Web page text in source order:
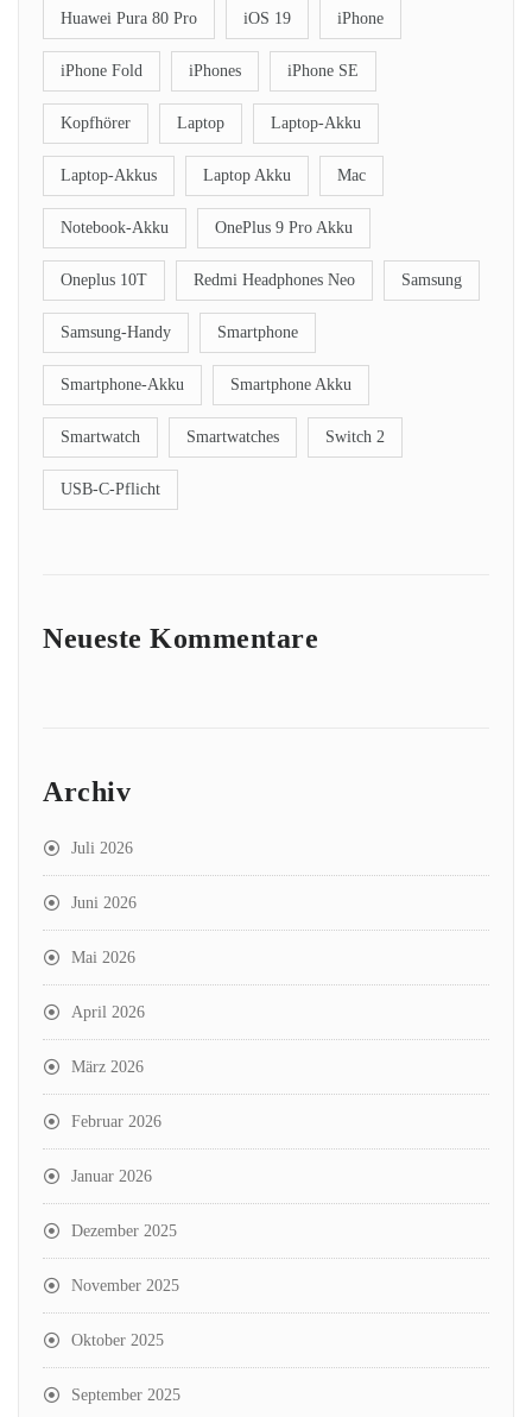
Huawei Pura 80 Pro iOS 19 iPhone
iPhone Fold iPhones iPhone SE
Kopfhörer Laptop Laptop-Akku
Laptop-Akkus Laptop Akku Mac
Notebook-Akku OnePlus 9 Pro Akku
Oneplus 10T Redmi Headphones Neo Samsung
Samsung-Handy Smartphone
Smartphone-Akku Smartphone Akku
Smartwatch Smartwatches Switch 2
USB-C-Pflicht
Neueste Kommentare
Archiv
Juli 2026
Juni 2026
Mai 2026
April 2026
März 2026
Februar 2026
Januar 2026
Dezember 2025
November 2025
Oktober 2025
September 2025